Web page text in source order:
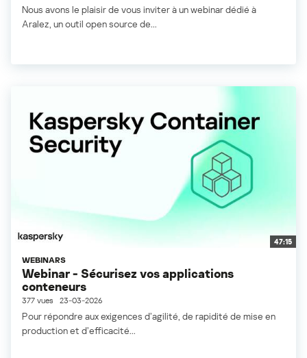
Nous avons le plaisir de vous inviter à un webinar dédié à
Aralez, un outil open source de...
47:15
WEBINARS
Webinar - Sécurisez vos applications
conteneurs
377 vues 23-03-2026
Pour répondre aux exigences d’agilité, de rapidité de mise en
production et d’efficacité...